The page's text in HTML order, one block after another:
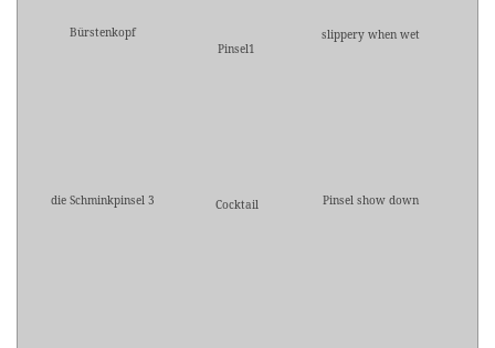
Bürstenkopf
Pinsel1
slippery when wet
die Schminkpinsel 3 Cocktail Pinsel show down